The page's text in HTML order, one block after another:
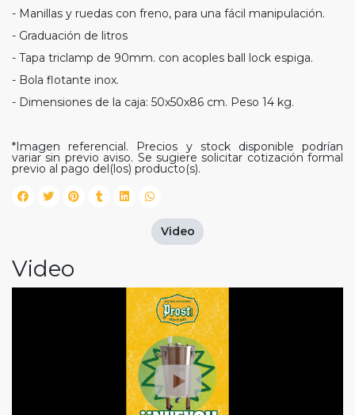
- Manillas y ruedas con freno, para una fácil manipulación.
- Graduación de litros
- Tapa triclamp de 90mm. con acoples ball lock espiga.
- Bola flotante inox.
- Dimensiones de la caja: 50x50x86 cm. Peso 14 kg.
*Imagen referencial. Precios y stock disponible podrían
variar sin previo aviso. Se sugiere solicitar cotización formal
previo al pago del(los) producto(s).
Video
Video